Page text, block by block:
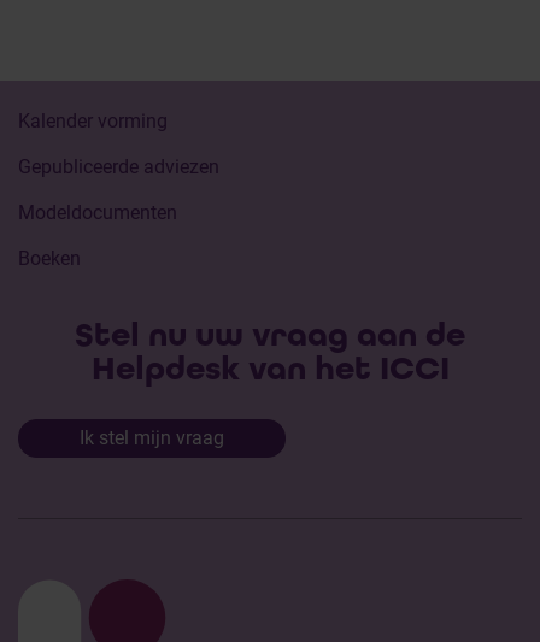
Kalender vorming
Gepubliceerde adviezen
Modeldocumenten
Boeken
Stel nu uw vraag aan de
Helpdesk van het ICCI
Ik stel mijn vraag